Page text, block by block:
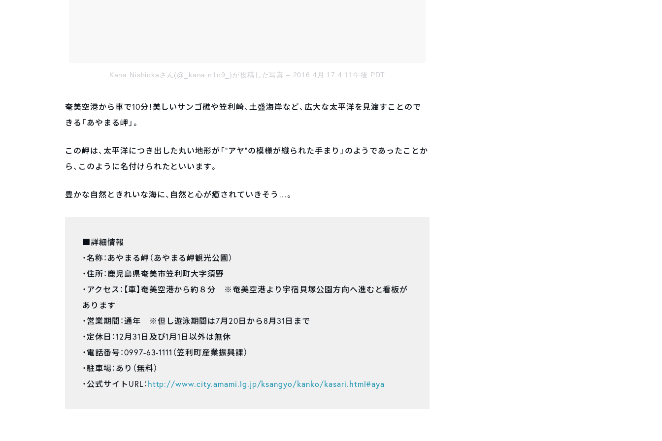
Kana Nishiokaさん(@_kana.n1o9_)が投稿した写真 – 2016 4月 17 4:11午後 PDT
奄美空港から車で10分！美しいサンゴ礁や笠利崎、土盛海岸など、広大な太平洋を見渡すことので
きる「あやまる岬」。
この岬は、太平洋につき出した丸い地形が「”アヤ”の模様が織られた手まり」のようであったことか
ら、このように名付けられたといいます。
豊かな自然ときれいな海に、自然と心が癒されていきそう…。
■詳細情報
・名称：あやまる岬（あやまる岬観光公園）
・住所：鹿児島県奄美市笠利町大字須野
・アクセス：【車】奄美空港から約８分 ※奄美空港より宇宿貝塚公園方向へ進むと看板が
あります
・営業期間：通年 ※但し遊泳期間は7月20日から8月31日まで
・定休日：12月31日及び1月1日以外は無休
・電話番号：0997-63-1111（笠利町産業振興課）
・駐車場：あり（無料）
・公式サイトURL：http://www.city.amami.lg.jp/ksangyo/kanko/kasari.html#aya